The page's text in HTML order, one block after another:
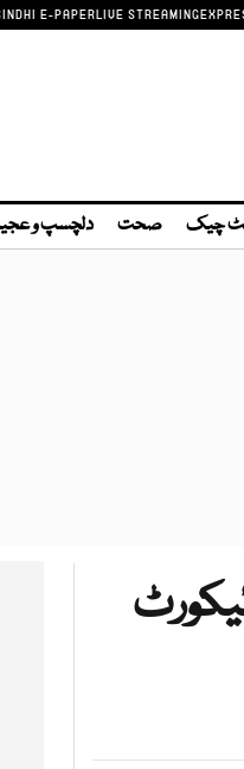
E-PAPERLIVE STREAMING
چیک صحت دلچسپ و